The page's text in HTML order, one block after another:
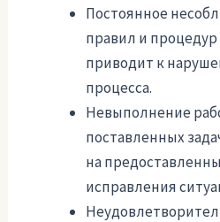
Постоянное
правил и
приводит к
процесса.
Невыполнение
поставленных
на
исправления